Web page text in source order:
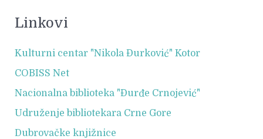
Linkovi
Kulturni centar "Nikola Đurković" Kotor
COBISS Net
Nacionalna biblioteka "Đurđe Crnojević"
Udruženje bibliotekara Crne Gore
Dubrovačke knjižnice